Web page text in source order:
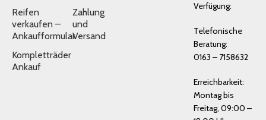
Reifen
verkaufen –
Ankaufformular
Kompletträder
Ankauf
Zahlung
und
Versand
Verfügung:
Telefonische
Beratung:
0163 – 7158632
Erreichbarkeit:
Montag bis
Freitag, 09:00 –